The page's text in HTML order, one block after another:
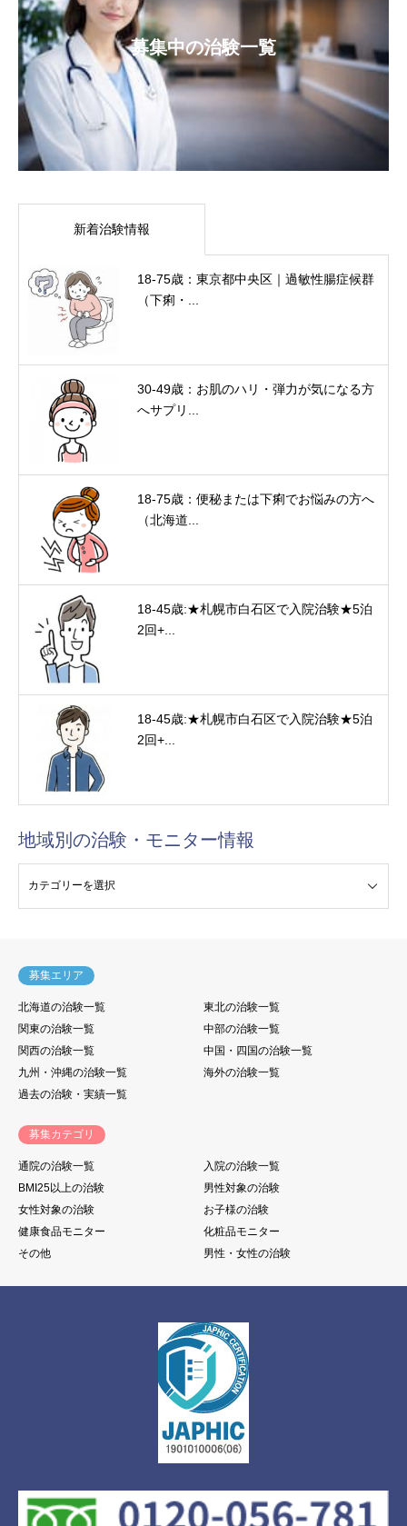
募集中の治験一覧
新着治験情報
18-75歳：東京都中央区｜過敏性腸症候群
（下痢・...
30-49歳：お肌のハリ・弾力が気になる方
へサプリ...
18-75歳：便秘または下痢でお悩みの方へ
（北海道...
18-45歳:★札幌市白石区で入院治験★5泊
2回+...
18-45歳:★札幌市白石区で入院治験★5泊
2回+...
地域別の治験・モニター情報
募集エリア
北海道の治験一覧
東北の治験一覧
関東の治験一覧
中部の治験一覧
関西の治験一覧
中国・四国の治験一覧
九州・沖縄の治験一覧
海外の治験一覧
過去の治験・実績一覧
募集カテゴリ
通院の治験一覧
入院の治験一覧
BMI25以上の治験
男性対象の治験
女性対象の治験
お子様の治験
健康食品モニター
化粧品モニター
その他
男性・女性の治験